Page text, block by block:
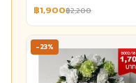
฿1,900฿2,200
-23%